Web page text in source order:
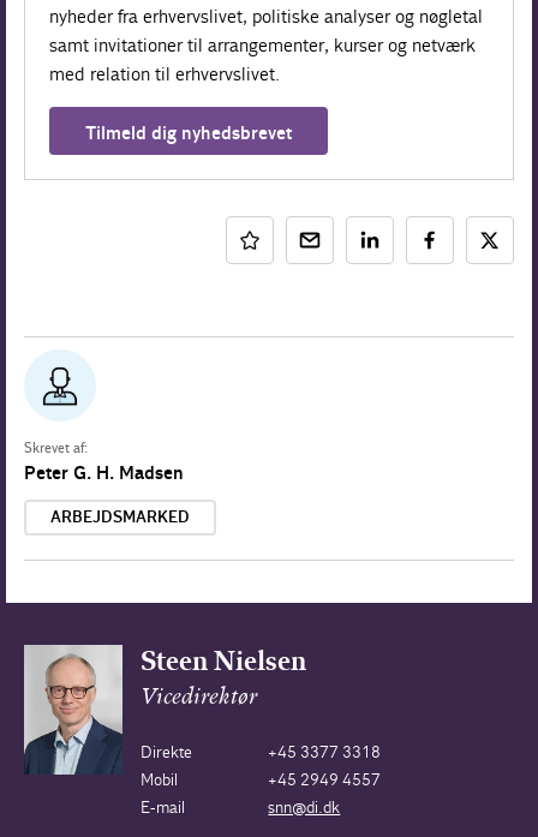
nyheder fra erhvervslivet, politiske analyser og nøgletal
samt invitationer til arrangementer, kurser og netværk
med relation til erhvervslivet.
Tilmeld dig nyhedsbrevet
Skrevet af:
Peter G. H. Madsen
ARBEJDSMARKED
Steen Nielsen
Vicedirektør
Direkte
+45 3377 3318
Mobil
+45 2949 4557
E-mail
snn@di.dk